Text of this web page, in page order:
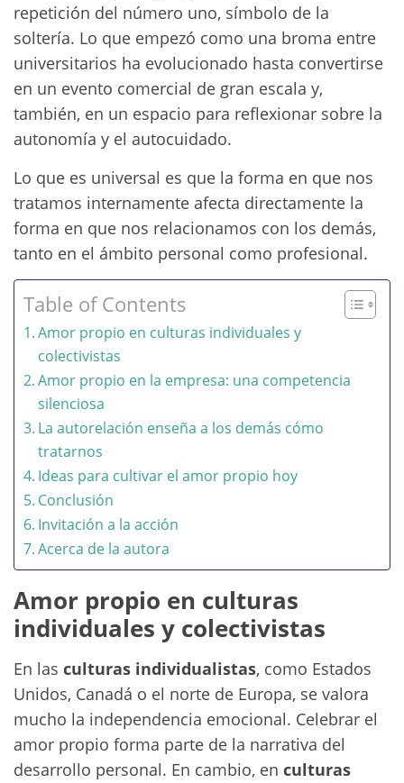
repetición del número uno, símbolo de la
soltería. Lo que empezó como una broma entre
universitarios ha evolucionado hasta convertirse
en un evento comercial de gran escala y,
también, en un espacio para reflexionar sobre la
autonomía y el autocuidado.
Lo que es universal es que la forma en que nos
tratamos internamente afecta directamente la
forma en que nos relacionamos con los demás,
tanto en el ámbito personal como profesional.
Table of Contents
Amor propio en culturas individuales y
colectivistas
Amor propio en la empresa: una competencia
silenciosa
La autorelación enseña a los demás cómo
tratarnos
Ideas para cultivar el amor propio hoy
Conclusión
Invitación a la acción
Acerca de la autora
Amor propio en culturas
individuales y colectivistas
En las culturas individualistas, como Estados
Unidos, Canadá o el norte de Europa, se valora
mucho la independencia emocional. Celebrar el
amor propio forma parte de la narrativa del
desarrollo personal. En cambio, en culturas